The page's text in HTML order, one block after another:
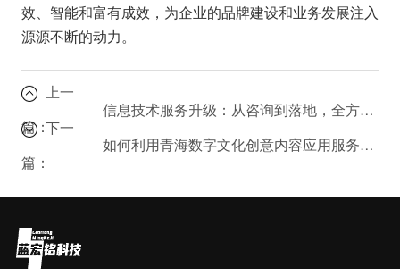
效、智能和富有成效，为企业的品牌建设和业务发展注入
源源不断的动力。
上一
篇：
信息技术服务升级：从咨询到落地，全方位赋能企业
下一
篇：
如何利用青海数字文化创意内容应用服务提升品牌影响力？